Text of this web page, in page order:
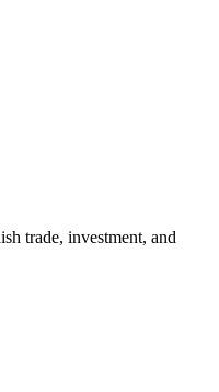
trade, investment, and